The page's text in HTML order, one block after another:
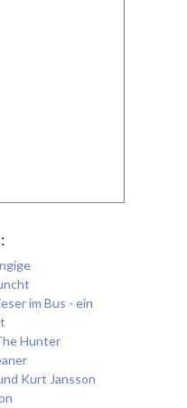
im Bus - ein
Hunter
Kurt Jansson